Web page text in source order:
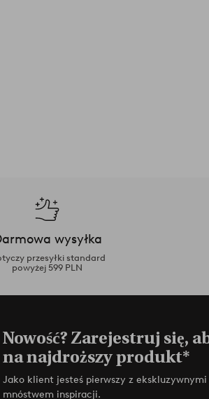
wysyłka
przesyłki standard
powyżej 599 PLN
Nowość? Zarejestruj się,
na najdroższy produkt*
Jako klient jesteś pierwszy z
mnóstwem inspiracji.